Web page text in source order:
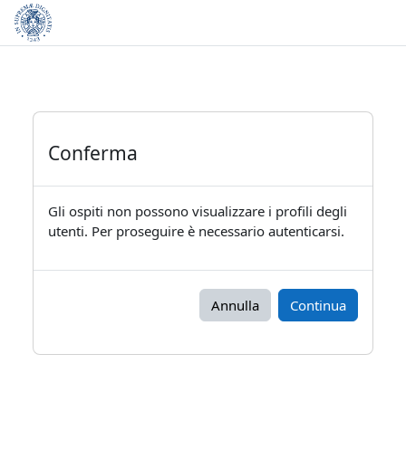
Vai al contenuto principale
Conferma
Gli ospiti non possono visualizzare i profili degli
utenti. Per proseguire è necessario autenticarsi.
Annulla Continua